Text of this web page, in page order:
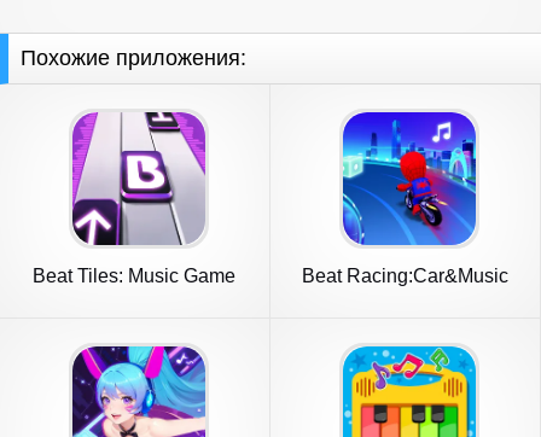
Похожие приложения:
Beat Tiles: Music Game
Beat Racing:Car&Music